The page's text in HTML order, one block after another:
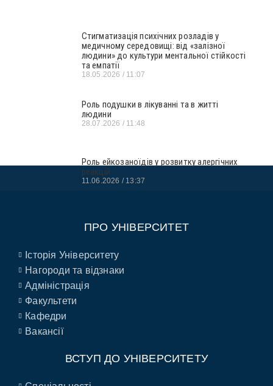
Стигматизація психічних розладів у
медичному середовищі: від «залізної
людини» до культури ментальної стійкості
та емпатії
18.05.2026 11:07
Роль подушки в лікуванні та в житті
людини
28.07.2026 11:48
Роль ейкозаноїдів у розвитку алергічних
реакцій
11.06.2026 13:37
ПРО УНІВЕРСИТЕТ
Історія Університету
Нагороди та відзнаки
Адміністрація
Факультети
Кафедри
Вакансії
ВСТУП ДО УНІВЕРСИТЕТУ